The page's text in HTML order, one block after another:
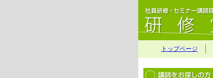
トップページ